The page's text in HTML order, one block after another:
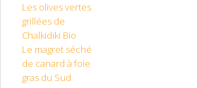
Les olives vertes
grillées de
Chalkidiki Bio
Le magret séché
de canard à foie
gras du Sud